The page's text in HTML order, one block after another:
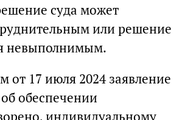
суда может
или решение
невыполнимым.
от 17 июля 2024 заявление
обеспечении
индивидуальному